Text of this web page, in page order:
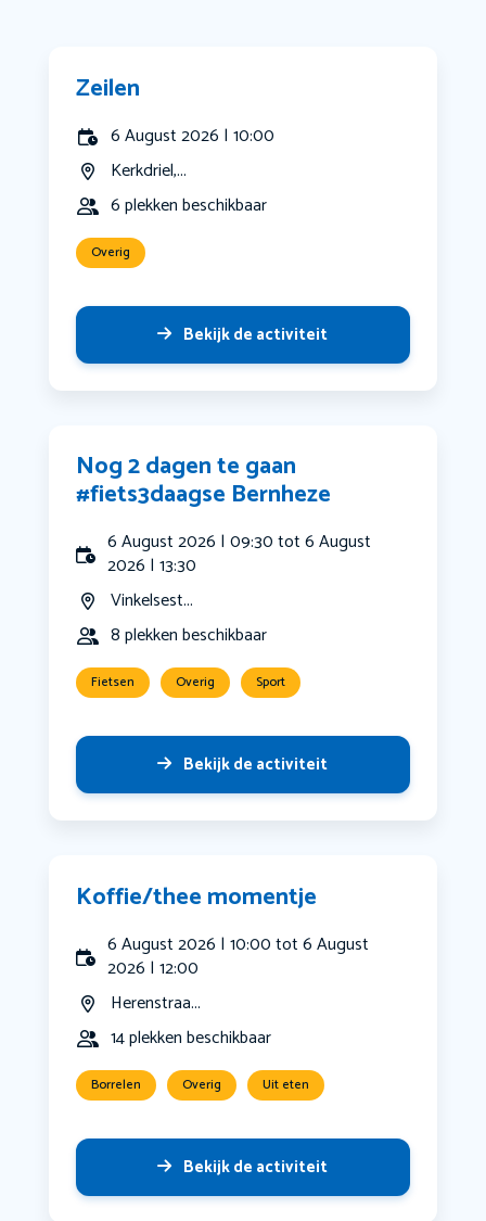
Zeilen
6 August 2026 | 10:00
Kerkdriel,...
6 plekken beschikbaar
Overig
Bekijk de activiteit
Nog 2 dagen te gaan
#fiets3daagse Bernheze
6 August 2026 | 09:30 tot 6 August
2026 | 13:30
Vinkelsest...
8 plekken beschikbaar
Fietsen Overig Sport
Bekijk de activiteit
Koffie/thee momentje
6 August 2026 | 10:00 tot 6 August
2026 | 12:00
Herenstraa...
14 plekken beschikbaar
Borrelen Overig Uit eten
Bekijk de activiteit